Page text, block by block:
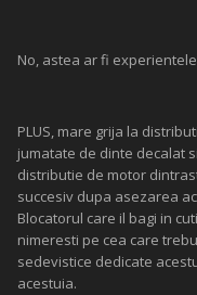
No, astea ar fi
PLUS, mare grija la
jumatate de dinte decalat
distributie de motor
succesiv dupa asezarea
Blocatorul care il bagi in
nimeresti pe cea care
sedevistice dedicate
acestuia.